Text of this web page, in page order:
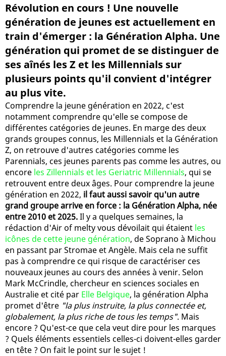
Révolution en cours ! Une nouvelle
génération de jeunes est actuellement en
train d'émerger : la Génération Alpha. Une
génération qui promet de se distinguer de
ses aînés les Z et les Millennials sur
plusieurs points qu'il convient d'intégrer
au plus vite.
Comprendre la jeune génération en 2022, c'est
notamment comprendre qu'elle se compose de
différentes catégories de jeunes. En marge des deux
grands groupes connus, les Millennials et la Génération
Z, on retrouve d'autres catégories comme les
Parennials, ces jeunes parents pas comme les autres, ou
encore les Zillennials et les Geriatric Millennials, qui se
retrouvent entre deux âges. Pour comprendre la jeune
génération en 2022, il faut aussi savoir qu'un autre
grand groupe arrive en force : la Génération Alpha, née
entre 2010 et 2025.Il y a quelques semaines, la
rédaction d'Air of melty vous dévoilait qui étaient les
icônes de cette jeune génération, de Soprano à Michou
en passant par Stromae et Angèle. Mais cela ne suffit
pas à comprendre ce qui risque de caractériser ces
nouveaux jeunes au cours des années à venir. Selon
Mark McCrindle, chercheur en sciences sociales en
Australie et cité par Elle Belgique, la génération Alpha
promet d'être "la plus instruite, la plus connectée et,
globalement, la plus riche de tous les temps". Mais
encore ? Qu'est-ce que cela veut dire pour les marques
? Quels éléments essentiels celles-ci doivent-elles garder
en tête ? On fait le point sur le sujet !